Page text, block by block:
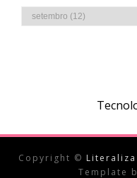
Copyright © Literaliza
Template